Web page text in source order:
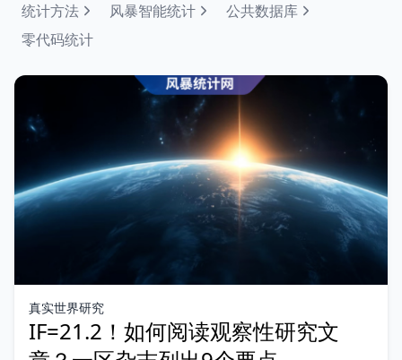
统计方法
风暴智能统计
公共数据库
零代码统计
真实世界研究
IF=21.2！如何阅读观察性研究文